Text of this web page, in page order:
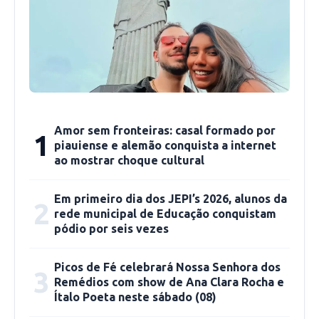
Quando questionado, sobre um eventual apoio
do PSD ao ex-ministro Sérgio Moro ou ao
apresentador Luciano Huck, Kassab voltou a
defender a ideia de lançar candidatura própria
Na sua análise, o presidente Jair Bolsonaro
(sem partido) continua como favorito à
afinado com ele, realizações do governo e o
eleitor que rejeita a esquerda, mas tem dois
anos pela frente que não pode escorregar”,
analisou.
Sobre a possibilidade de o presidente migrar
1
Amor sem fronteiras: casal formado por
piauiense e alemão conquista a internet
ao mostrar choque cultural
2 Em primeiro dia dos JEPI’s 2026, alunos da
rede municipal de Educação conquistam
pódio por seis vezes
3 Picos de Fé celebrará Nossa Senhora dos
Remédios com show de Ana Clara Rocha e
Ítalo Poeta neste sábado (08)